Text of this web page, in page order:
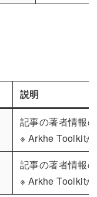
説明
記事の著者情報
※ Arkhe Toolkit
記事の著者情報
※ Arkhe Toolkit